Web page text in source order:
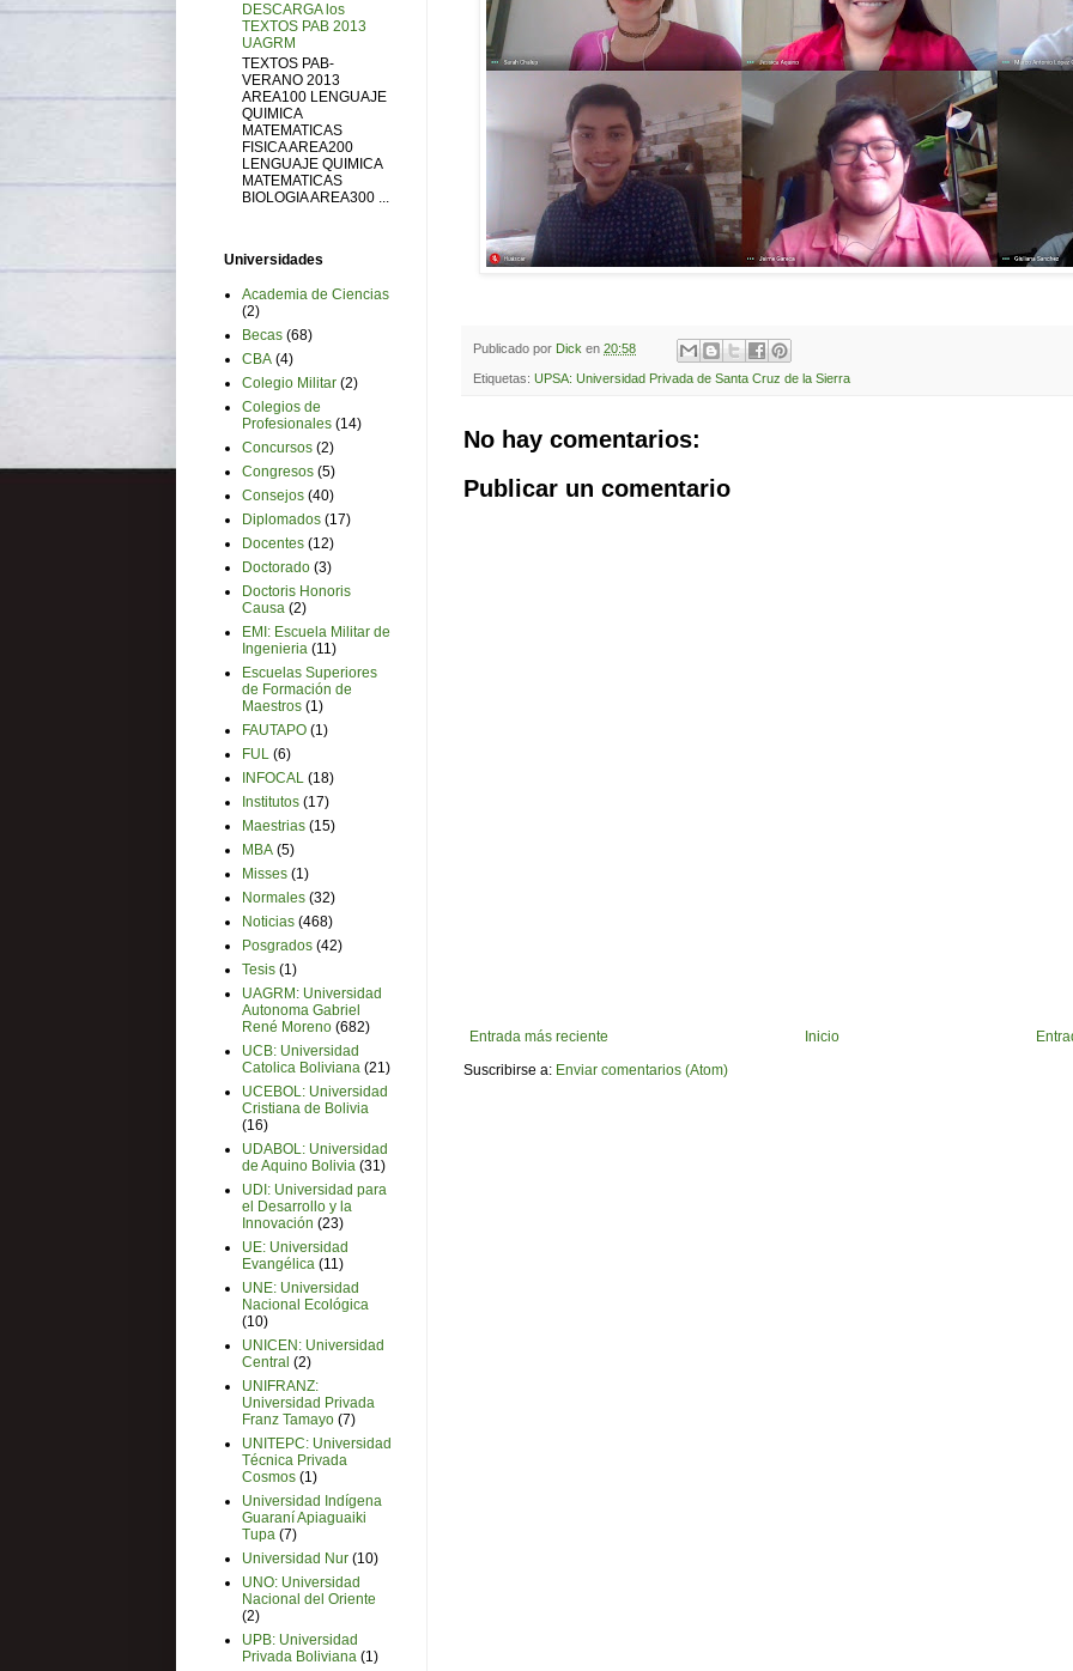
Publicado por Dick en 20:58
Etiquetas: UPSA: Universidad Privada de Santa Cruz de la Sierra
No hay comentarios:
Publicar un comentario
Entrada más reciente
Inicio
Suscribirse a: Enviar comentarios (Atom)
DESCARGA los
TEXTOS PAB 2013
UAGRM
TEXTOS PAB-
VERANO 2013
AREA100 LENGUAJE
QUIMICA
MATEMATICAS
FISICA AREA200
LENGUAJE QUIMICA
MATEMATICAS
BIOLOGIA AREA300 ...
Universidades
Academia de Ciencias
(2)
Becas (68)
CBA (4)
Colegio Militar (2)
Colegios de
Profesionales (14)
Concursos (2)
Congresos (5)
Consejos (40)
Diplomados (17)
Docentes (12)
Doctorado (3)
Doctoris Honoris
Causa (2)
EMI: Escuela Militar de
Ingenieria (11)
Escuelas Superiores
de Formación de
Maestros (1)
FAUTAPO (1)
FUL (6)
INFOCAL (18)
Institutos (17)
Maestrias (15)
MBA (5)
Misses (1)
Normales (32)
Noticias (468)
Posgrados (42)
Tesis (1)
UAGRM: Universidad
Autonoma Gabriel
René Moreno (682)
UCB: Universidad
Catolica Boliviana (21)
UCEBOL: Universidad
Cristiana de Bolivia
(16)
UDABOL: Universidad
de Aquino Bolivia (31)
UDI: Universidad para
el Desarrollo y la
Innovación (23)
UE: Universidad
Evangélica (11)
UNE: Universidad
Nacional Ecológica
(10)
UNICEN: Universidad
Central (2)
UNIFRANZ:
Universidad Privada
Franz Tamayo (7)
UNITEPC: Universidad
Técnica Privada
Cosmos (1)
Universidad Indígena
Guaraní Apiaguaiki
Tupa (7)
Universidad Nur (10)
UNO: Universidad
Nacional del Oriente
(2)
UPB: Universidad
Privada Boliviana (1)